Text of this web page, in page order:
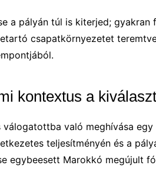
a pályán túl is kiterjed;
csapatkörnyezetet
kontextus a
válogatottba való meghívása
teljesítményén és a
egybeesett Marokkó megújult